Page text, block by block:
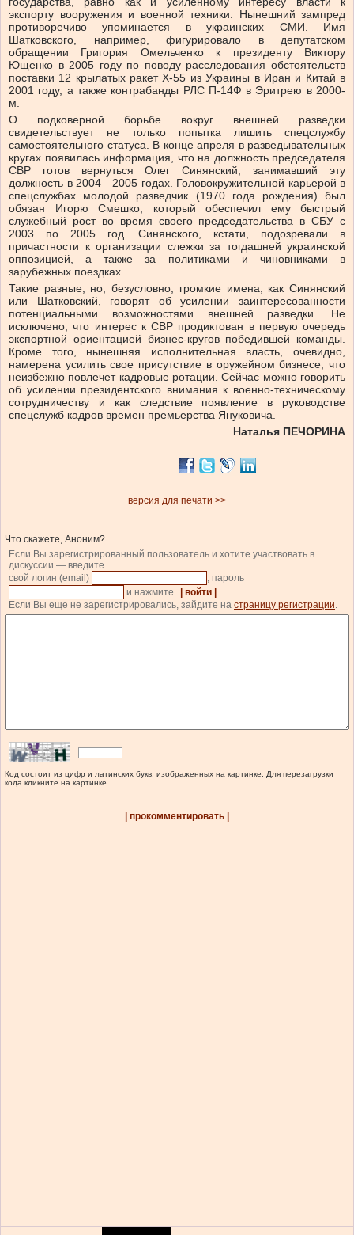
экспорту вооружения и военной техники. Нынешний зампред
противоречиво упоминается в украинских СМИ. Имя
Шатковского, например, фигурировало в депутатском
обращении Григория Омельченко к президенту Виктору
Ющенко в 2005 году по поводу расследования обстоятельств
поставки 12 крылатых ракет Х-55 из Украины в Иран и Китай в
2001 году, а также контрабанды РЛС П-14Ф в Эритрею в 2000-
м.
О подковерной борьбе вокруг внешней разведки
свидетельствует не только попытка лишить спецслужбу
самостоятельного статуса. В конце апреля в разведывательных
кругах появилась информация, что на должность председателя
СВР готов вернуться Олег Синянский, занимавший эту
должность в 2004—2005 годах. Головокружительной карьерой в
спецслужбах молодой разведчик (1970 года рождения) был
обязан Игорю Смешко, который обеспечил ему быстрый
служебный рост во время своего председательства в СБУ с
2003 по 2005 год. Синянского, кстати, подозревали в
причастности к организации слежки за тогдашней украинской
оппозицией, а также за политиками и чиновниками в
зарубежных поездках.
Такие разные, но, безусловно, громкие имена, как Синянский
или Шатковский, говорят об усилении заинтересованности
потенциальными возможностями внешней разведки. Не
исключено, что интерес к СВР продиктован в первую очередь
экспортной ориентацией бизнес-кругов победившей команды.
Кроме того, нынешняя исполнительная власть, очевидно,
намерена усилить свое присутствие в оружейном бизнесе, что
неизбежно повлечет кадровые ротации. Сейчас можно говорить
об усилении президентского внимания к военно-техническому
сотрудничеству и как следствие появление в руководстве
спецслужб кадров времен премьерства Януковича.
Наталья ПЕЧОРИНА
версия для печати >>
Что скажете, Аноним?
Если Вы зарегистрированный пользователь и хотите участвовать в
дискуссии — введите
свой логин (email)
, пароль
и нажмите
| войти |
.
Если Вы еще не зарегистрировались, зайдите на страницу регистрации.
Код состоит из цифр и латинских букв, изображенных на картинке. Для перезагрузки
кода кликните на картинке.
| прокомментировать |